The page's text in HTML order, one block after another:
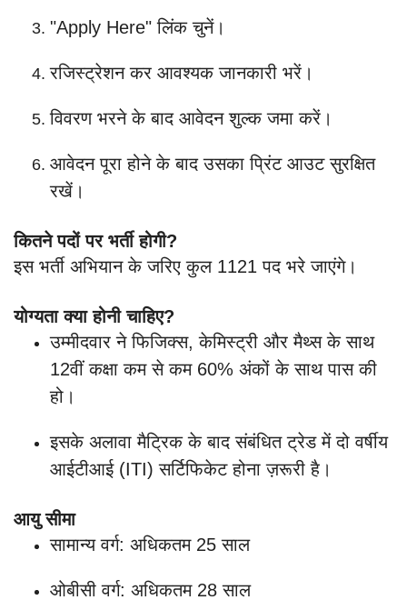
"Apply Here" लिंक चुनें।
रजिस्ट्रेशन कर आवश्यक जानकारी भरें।
विवरण भरने के बाद आवेदन शुल्क जमा करें।
आवेदन पूरा होने के बाद उसका प्रिंट आउट सुरक्षित
रखें।
कितने पदों पर भर्ती होगी?
इस भर्ती अभियान के जरिए कुल 1121 पद भरे जाएंगे।
योग्यता क्या होनी चाहिए?
उम्मीदवार ने फिजिक्स, केमिस्ट्री और मैथ्स के साथ
12वीं कक्षा कम से कम 60% अंकों के साथ पास की
हो।
इसके अलावा मैट्रिक के बाद संबंधित ट्रेड में दो वर्षीय
आईटीआई (ITI) सर्टिफिकेट होना ज़रूरी है।
आयु सीमा
सामान्य वर्ग: अधिकतम 25 साल
ओबीसी वर्ग: अधिकतम 28 साल